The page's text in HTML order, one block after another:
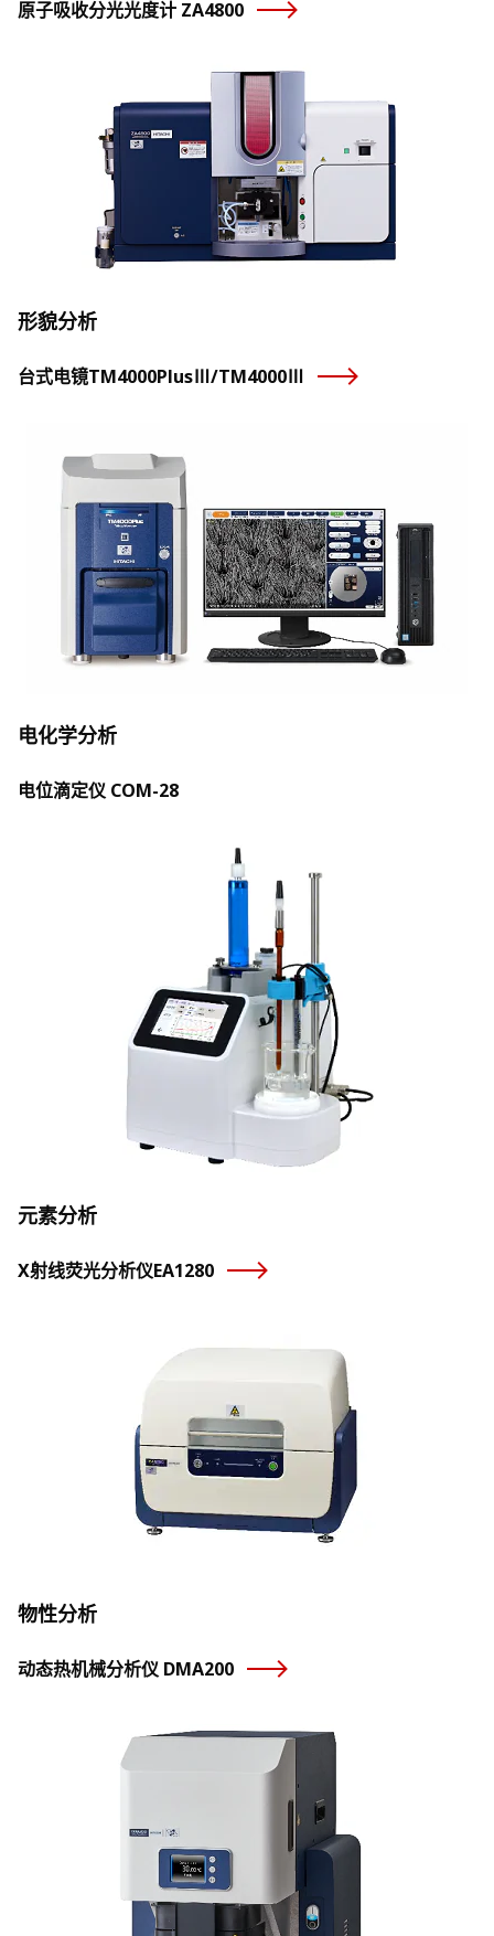
原子吸收分光光度计 ZA4800
形貌分析
台式电镜TM4000PlusⅢ/TM4000Ⅲ
电化学分析
电位滴定仪 COM-28
元素分析
X射线荧光分析仪EA1280
物性分析
动态热机械分析仪 DMA200